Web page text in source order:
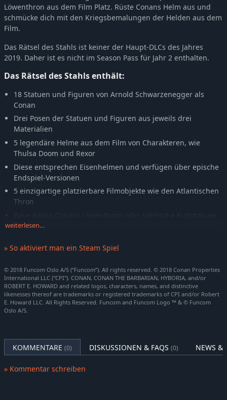
Löwenthron aus dem Film Platz. Rüste Conans Helm aus und
schmücke dich mit den Kriegsbemalungen der Helden aus dem
Film.
Das Rätsel des Stahls ist keiner der Haupt-DLCs des Jahres
2019. Daher ist es nicht im Season Pass für Jahr 2 enthalten.
Das Rätsel des Stahls enthält:
18 Statuen und Figuren von Arnold Schwarzenegger als
Conan
Drei Posen der Statuen und Figuren aus jeweils drei
Materialien
5 legendäre Helme aus dem Film von Charakteren, wie
Thulsa Doom und Rexor
Diese entsprechen Eisenhelmen und verfügen über epische
Endspiel-Versionen
5 einzigartige platzierbare Filmobjekte wie den Atlantischen
Thron
6 Statuen und Figuren von Valeria aus dem Film Conan der
Alle Statuen und Figuren sind in drei Materialien verfügbar
6 Statuen und Figuren von Subotai, dem hyrkanischen
Bogenschützen
Alle Statuen und Figuren sind in drei Materialien verfügbar
3 dekorative Kriegsbemalungen aus dem Film
Alle Inhalte aus Rätsel des Stahls sind exklusiv in diesem DLC
enthalten. Sie fügen dem Spiel zahlreiche neue optische
Möglichkeiten hinzu, gewähren im Spiel aber keine Vorteile.
weiterlesen…
» So aktiviert man ein Steam Spiel
© 2018 Funcom Oslo A/S (“Funcom”). All rights reserved. © 2018 Conan Properties
International LLC ("CPI"). CONAN, CONAN THE BARBARIAN, HYBORIA, and/or
ROBERT E. HOWARD and related logos, characters, names, and distinctive
likenesses thereof are trademarks or registered trademarks of CPI and/or Robert
E. Howard LLC. All Rights Reserved. Funcom and Funcom Logo ™ & © Funcom
Oslo A/S.
KOMMENTARE (0) DISKUSSIONEN & FAQS (0) NEWS &
» Kommentar schreiben